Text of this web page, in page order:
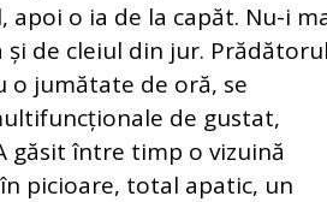
o ia de la capăt. Nu-i
de cleiul din jur. Prădătorul
o jumătate de oră, se
de gustat,
găsit între timp o vizuină
picioare, total apatic, un